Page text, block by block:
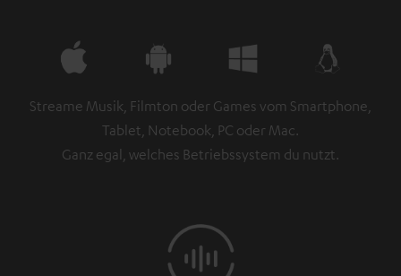
Streame Musik, Filmton oder Games vom Smartphone,
Tablet, Notebook, PC oder Mac.
Ganz egal, welches Betriebssystem du nutzt.